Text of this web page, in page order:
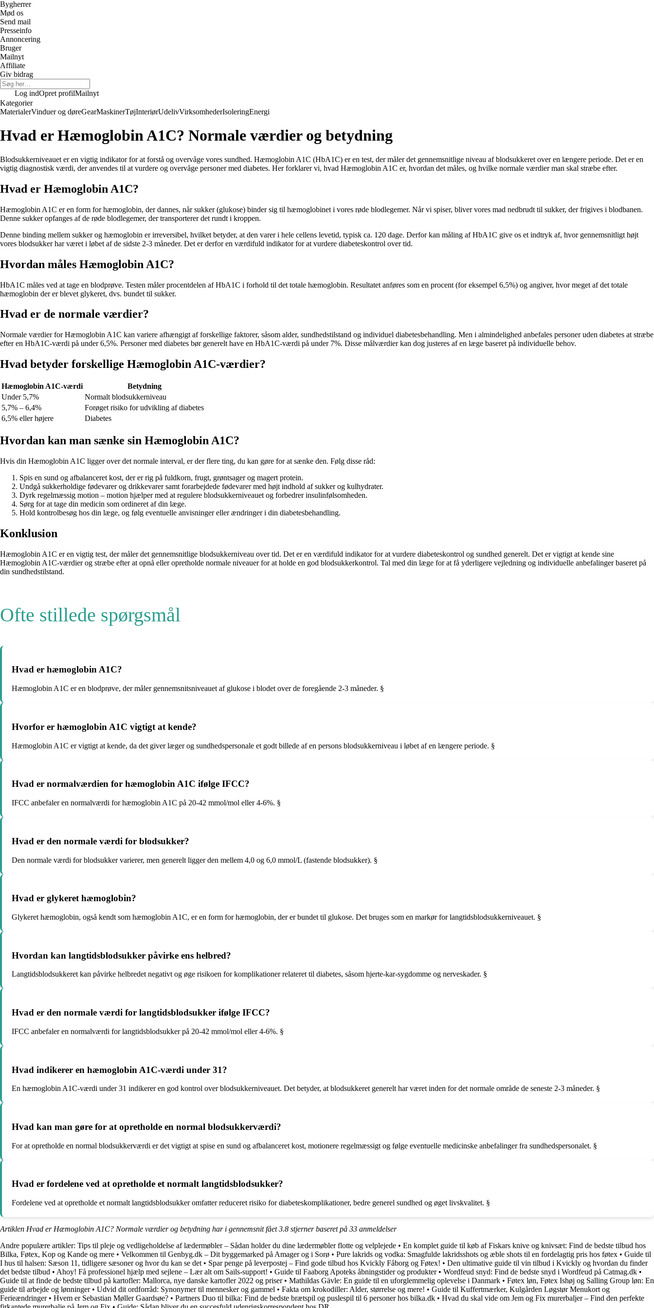
Bygherrer
Mød os
Send mail
Presseinfo
Annoncering
Bruger
Mailnyt
Affiliate
Giv bidrag
Log indOpret profilMailnyt
Kategorier
MaterialerVinduer og døreGearMaskinerTøjInteriørUdelivVirksomhederIsoleringEnergi
Hvad er Hæmoglobin A1C? Normale værdier og betydning
Blodsukkerniveauet er en vigtig indikator for at forstå og overvåge vores sundhed. Hæmoglobin A1C (HbA1C) er en test, der måler det gennemsnitlige niveau af blodsukkeret over en længere periode. Det er en
vigtig diagnostisk værdi, der anvendes til at vurdere og overvåge personer med diabetes. Her forklarer vi, hvad Hæmoglobin A1C er, hvordan det måles, og hvilke normale værdier man skal stræbe efter.
Hvad er Hæmoglobin A1C?
Hæmoglobin A1C er en form for hæmoglobin, der dannes, når sukker (glukose) binder sig til hæmoglobinet i vores røde blodlegemer. Når vi spiser, bliver vores mad nedbrudt til sukker, der frigives i blodbanen.
Denne sukker opfanges af de røde blodlegemer, der transporterer det rundt i kroppen.
Denne binding mellem sukker og hæmoglobin er irreversibel, hvilket betyder, at den varer i hele cellens levetid, typisk ca. 120 dage. Derfor kan måling af HbA1C give os et indtryk af, hvor gennemsnitligt højt
vores blodsukker har været i løbet af de sidste 2-3 måneder. Det er derfor en værdifuld indikator for at vurdere diabeteskontrol over tid.
Hvordan måles Hæmoglobin A1C?
HbA1C måles ved at tage en blodprøve. Testen måler procentdelen af HbA1C i forhold til det totale hæmoglobin. Resultatet anføres som en procent (for eksempel 6,5%) og angiver, hvor meget af det totale
hæmoglobin der er blevet glykeret, dvs. bundet til sukker.
Hvad er de normale værdier?
Normale værdier for Hæmoglobin A1C kan variere afhængigt af forskellige faktorer, såsom alder, sundhedstilstand og individuel diabetesbehandling. Men i almindelighed anbefales personer uden diabetes at stræbe
efter en HbA1C-værdi på under 6,5%. Personer med diabetes bør generelt have en HbA1C-værdi på under 7%. Disse målværdier kan dog justeres af en læge baseret på individuelle behov.
Hvad betyder forskellige Hæmoglobin A1C-værdier?
Hæmoglobin A1C-værdi
Betydning
Under 5,7%
Normalt blodsukkerniveau
5,7% – 6,4%
Forøget risiko for udvikling af diabetes
6,5% eller højere
Diabetes
Hvordan kan man sænke sin Hæmoglobin A1C?
Hvis din Hæmoglobin A1C ligger over det normale interval, er der flere ting, du kan gøre for at sænke den. Følg disse råd:
Spis en sund og afbalanceret kost, der er rig på fuldkorn, frugt, grøntsager og magert protein.
Undgå sukkerholdige fødevarer og drikkevarer samt forarbejdede fødevarer med højt indhold af sukker og kulhydrater.
Dyrk regelmæssig motion – motion hjælper med at regulere blodsukkerniveauet og forbedrer insulinfølsomheden.
Sørg for at tage din medicin som ordineret af din læge.
Hold kontrolbesøg hos din læge, og følg eventuelle anvisninger eller ændringer i din diabetesbehandling.
Konklusion
Hæmoglobin A1C er en vigtig test, der måler det gennemsnitlige blodsukkerniveau over tid. Det er en værdifuld indikator for at vurdere diabeteskontrol og sundhed generelt. Det er vigtigt at kende sine
Hæmoglobin A1C-værdier og stræbe efter at opnå eller opretholde normale niveauer for at holde en god blodsukkerkontrol. Tal med din læge for at få yderligere vejledning og individuelle anbefalinger baseret på
din sundhedstilstand.
Ofte stillede spørgsmål
Hvad er hæmoglobin A1C?
Hæmoglobin A1C er en blodprøve, der måler gennemsnitsniveauet af glukose i blodet over de foregående 2-3 måneder. §
Hvorfor er hæmoglobin A1C vigtigt at kende?
Hæmoglobin A1C er vigtigt at kende, da det giver læger og sundhedspersonale et godt billede af en persons blodsukkerniveau i løbet af en længere periode. §
Hvad er normalværdien for hæmoglobin A1C ifølge IFCC?
IFCC anbefaler en normalværdi for hæmoglobin A1C på 20-42 mmol/mol eller 4-6%. §
Hvad er den normale værdi for blodsukker?
Den normale værdi for blodsukker varierer, men generelt ligger den mellem 4,0 og 6,0 mmol/L (fastende blodsukker). §
Hvad er glykeret hæmoglobin?
Glykeret hæmoglobin, også kendt som hæmoglobin A1C, er en form for hæmoglobin, der er bundet til glukose. Det bruges som en markør for langtidsblodsukkerniveauet. §
Hvordan kan langtidsblodsukker påvirke ens helbred?
Langtidsblodsukkeret kan påvirke helbredet negativt og øge risikoen for komplikationer relateret til diabetes, såsom hjerte-kar-sygdomme og nerveskader. §
Hvad er den normale værdi for langtidsblodsukker ifølge IFCC?
IFCC anbefaler en normalværdi for langtidsblodsukker på 20-42 mmol/mol eller 4-6%. §
Hvad indikerer en hæmoglobin A1C-værdi under 31?
En hæmoglobin A1C-værdi under 31 indikerer en god kontrol over blodsukkerniveauet. Det betyder, at blodsukkeret generelt har været inden for det normale område de seneste 2-3 måneder. §
Hvad kan man gøre for at opretholde en normal blodsukkerværdi?
For at opretholde en normal blodsukkerværdi er det vigtigt at spise en sund og afbalanceret kost, motionere regelmæssigt og følge eventuelle medicinske anbefalinger fra sundhedspersonalet. §
Hvad er fordelene ved at opretholde et normalt langtidsblodsukker?
Fordelene ved at opretholde et normalt langtidsblodsukker omfatter reduceret risiko for diabeteskomplikationer, bedre generel sundhed og øget livskvalitet. §
Artiklen Hvad er Hæmoglobin A1C? Normale værdier og betydning har i gennemsnit fået3.8 stjerner baseret på 33 anmeldelser
Andre populære artikler: Tips til pleje og vedligeholdelse af lædermøbler – Sådan holder du dine lædermøbler flotte og velplejede • En komplet guide til køb af Fiskars knive og knivsæt: Find de bedste tilbud hos
Bilka, Føtex, Kop og Kande og mere • Velkommen til Genbyg.dk – Dit byggemarked på Amager og i Sorø • Pure lakrids og vodka: Smagfulde lakridsshots og æble shots til en fordelagtig pris hos føtex • Guide til
I hus til halsen: Sæson 11, tidligere sæsoner og hvor du kan se det • Spar penge på leverpostej – Find gode tilbud hos Kvickly Fåborg og Føtex! • Den ultimative guide til vin tilbud i Kvickly og hvordan du finder
det bedste tilbud • Ahoy! Få professionel hjælp med sejlene – Lær alt om Sails-support! • Guide til Faaborg Apoteks åbningstider og produkter• Wordfeud snyd: Find de bedste snyd i Wordfeud på Catmag.dk •
Guide til at finde de bedste tilbud på kartofler: Mallorca, nye danske kartofler 2022 og priser• Mathildas Gävle: En guide til en uforglemmelig oplevelse i Danmark • Føtex løn, Føtex Ishøj og Salling Group løn: En
guide til arbejde og lønninger• Udvid dit ordforråd: Synonymer til mennesker og gammel • Fakta om krokodiller: Alder, størrelse og mere! • Guide til Kuffertmærker, Kulgården Løgstør Menukort og
Ferieændringer• Hvem er Sebastian Møller Gaardsøe? • Partners Duo til bilka: Find de bedste brætspil og puslespil til 6 personer hos bilka.dk • Hvad du skal vide om Jem og Fix murerbaljer – Find den perfekte